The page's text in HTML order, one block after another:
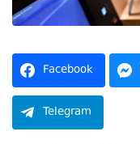
Facebook
Telegram